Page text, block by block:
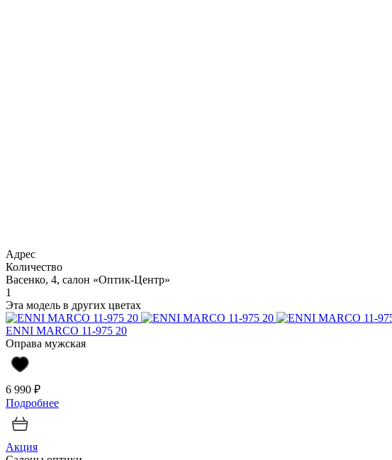
Адрес
Количество
Васенко, 4, салон «Оптик-Центр»
1
Эта модель в других цветах
ENNI MARCO 11-975 20
Оправа мужская
6 990 ₽
Подробнее
Акция